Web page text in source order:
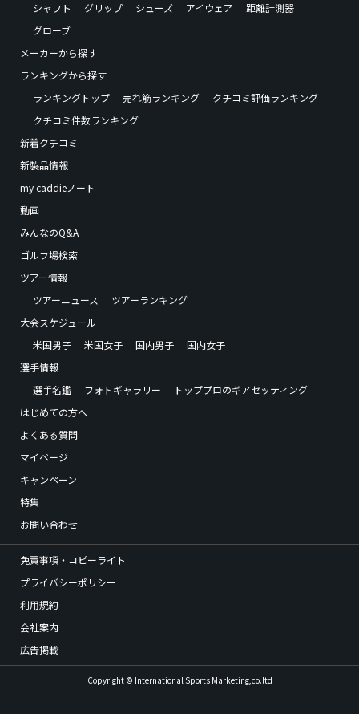
シャフト
グリップ シューズ アイウェア
距離計測器
グローブ
メーカーから探す
ランキングから探す
ランキングトップ
売れ筋ランキング
クチコミ評価ランキング
クチコミ件数ランキング
新着クチコミ
新製品情報
my caddieノート
動画
みんなのQ&A
ゴルフ場検索
ツアー情報
ツアーニュース
ツアーランキング
大会スケジュール
米国男子
米国女子 国内男子
国内女子
選手情報
選手名鑑
フォトギャラリー
トッププロのギアセッティング
はじめての方へ
よくある質問
マイページ
キャンペーン
特集
お問い合わせ
免責事項・コピーライト
プライバシーポリシー
利用規約
会社案内
広告掲載
Copyright © International Sports Marketing,co.ltd